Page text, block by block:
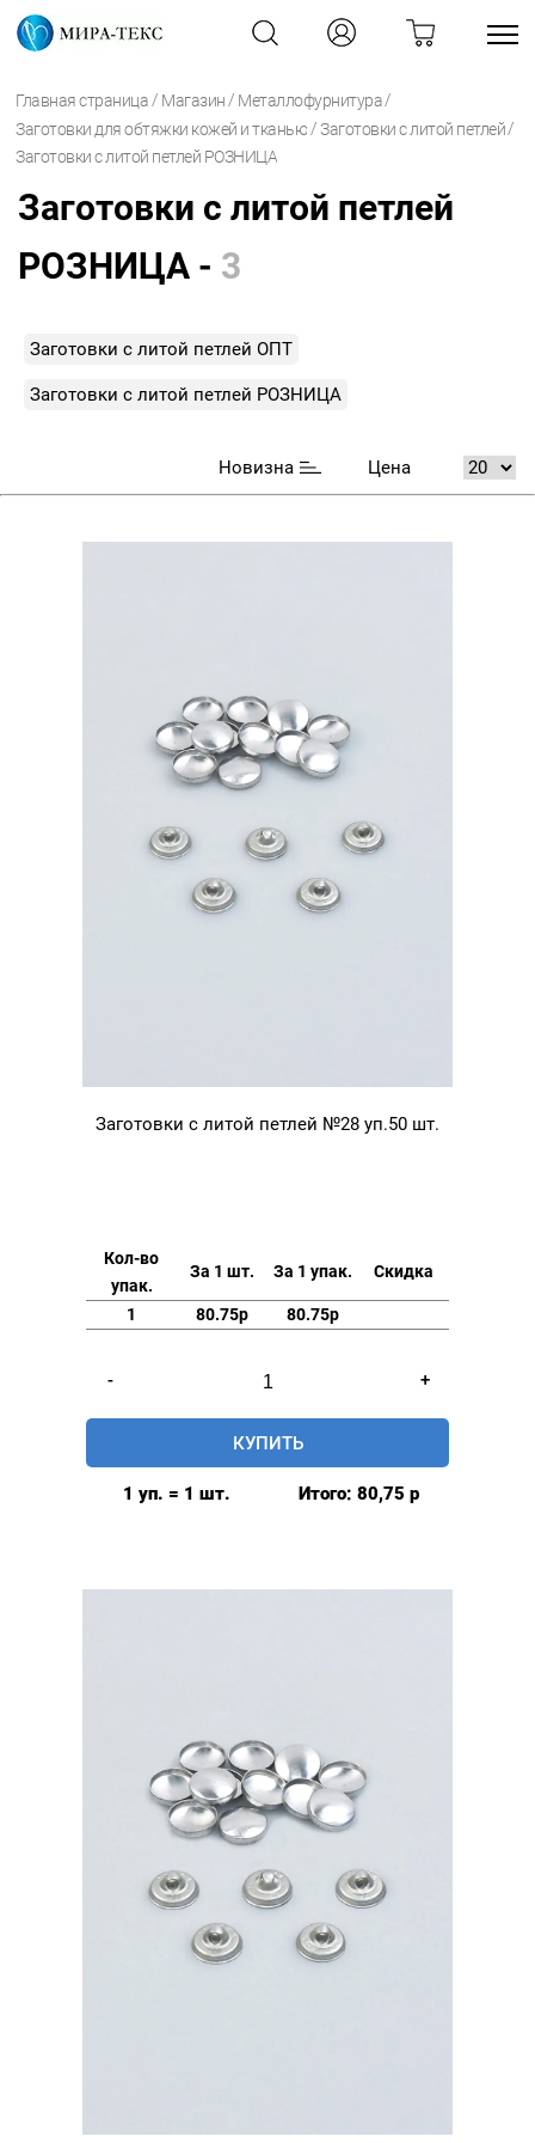
Главная страница / Магазин / Металлофурнитура /
Заготовки для обтяжки кожей и тканью /Заготовки с литой петлей /
Заготовки с литой петлей РОЗНИЦА
Заготовки с литой петлей
РОЗНИЦА - 3
Заготовки с литой петлей ОПТ
Заготовки с литой петлей РОЗНИЦА
Новизна Цена
Заготовки с литой петлей №28 уп.50 шт.
Кол-во
упак.
За 1 шт. За 1 упак. Скидка
1 80.75р 80.75р
-
Заготовки
+
КУПИТЬ
1 уп. = 1 шт. Итого: 80,75 р